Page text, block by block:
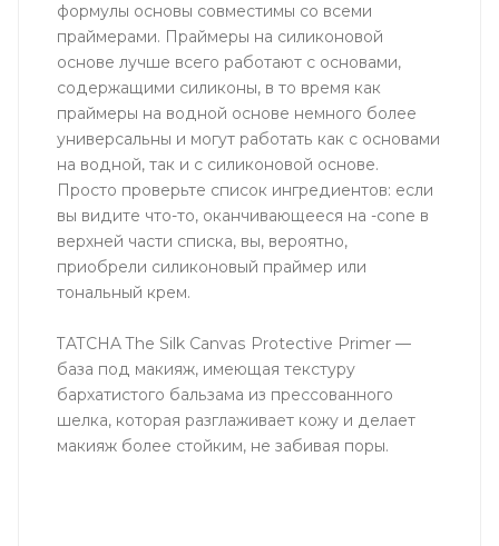
формулы основы совместимы со всеми
праймерами. Праймеры на силиконовой
основе лучше всего работают с основами,
содержащими силиконы, в то время как
праймеры на водной основе немного более
универсальны и могут работать как с основами
на водной, так и с силиконовой основе.
Просто проверьте список ингредиентов: если
вы видите что-то, оканчивающееся на -cone в
верхней части списка, вы, вероятно,
приобрели силиконовый праймер или
тональный крем.
TATCHA The Silk Canvas Protective Primer —
база под макияж, имеющая текстуру
бархатистого бальзама из прессованного
шелка, которая разглаживает кожу и делает
макияж более стойким, не забивая поры.